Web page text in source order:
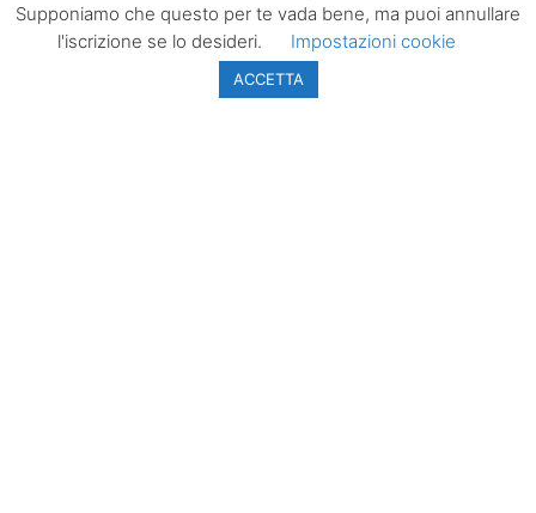
Iscriviti subito alla newsletter per ricevere
un'aggiornamento sulle notizie più lette. Inserisci il tuo
indirizzo email e, cliccando su “Iscriviti”, accetterai la
automaticamente la nostra Privacy Policy.
Supponiamo che questo per te vada bene, ma puoi annullare
l'iscrizione se lo desideri.
Impostazioni cookie
ACCETTA